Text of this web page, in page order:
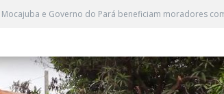
e Governo do Pará beneficiam moradores